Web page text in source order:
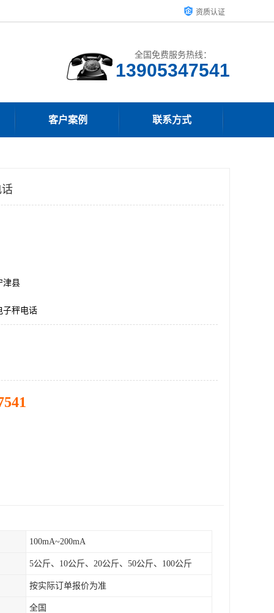
资质认证
全国免费服务热线：
13905347541
客户案例 联系方式
津县
子秤电话
100mA~200mA
5公斤、10公斤、20公斤、50公斤、100公斤
按实际订单报价为准
全国